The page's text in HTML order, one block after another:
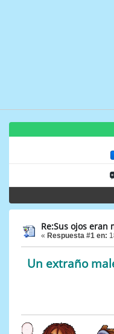
Re:Sus ojos eran
« Respuesta #1 en:
Un extraño